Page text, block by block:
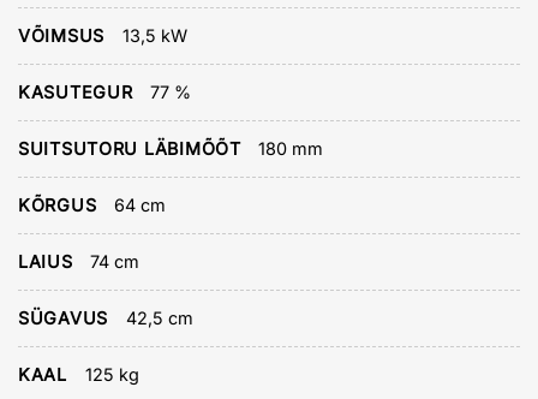
VÕIMSUS 13,5 kW
KASUTEGUR 77 %
SUITSUTORU LÄBIMÕÕT 180 mm
KÕRGUS 64 cm
LAIUS 74 cm
SÜGAVUS 42,5 cm
KAAL 125 kg